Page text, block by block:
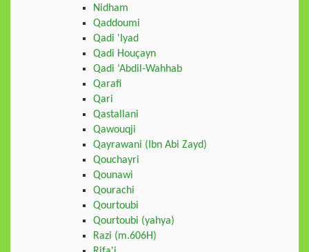
Nidham
Qaddoumi
Qadi 'Iyad
Qadi Houçayn
Qadi ‘Abdil-Wahhab
Qarafi
Qari
Qastallani
Qawouqji
Qayrawani (Ibn Abi Zayd)
Qouchayri
Qounawi
Qourachi
Qourtoubi
Qourtoubi (yahya)
Razi (m.606H)